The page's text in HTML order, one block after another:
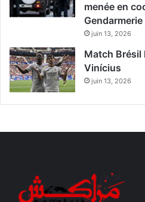
menée en
juin 13, 2026
Match Brésil
Vinícius
juin 13, 2026